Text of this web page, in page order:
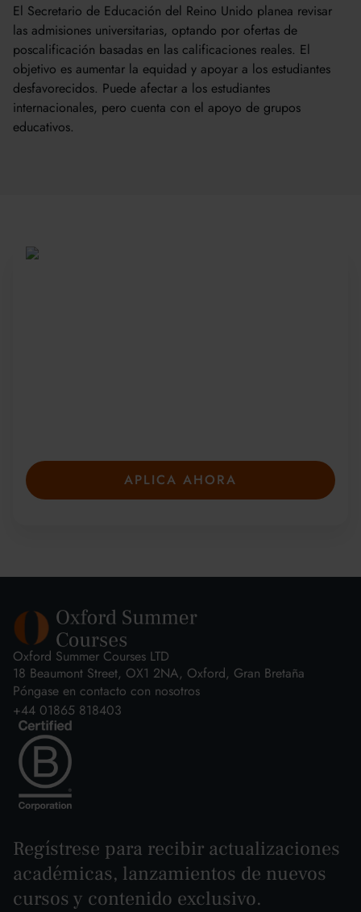
El Secretario de Educación del Reino Unido planea revisar
las admisiones universitarias, optando por ofertas de
poscalificación basadas en las calificaciones reales. El
objetivo es aumentar la equidad y apoyar a los estudiantes
desfavorecidos. Puede afectar a los estudiantes
internacionales, pero cuenta con el apoyo de grupos
educativos.
APLICA AHORA
Oxford Summer Courses LTD
18 Beaumont Street, OX1 2NA, Oxford, Gran Bretaña
Póngase en contacto con nosotros
+44 01865 818403
Regístrese para recibir actualizaciones
académicas, lanzamientos de nuevos
cursos y contenido exclusivo.